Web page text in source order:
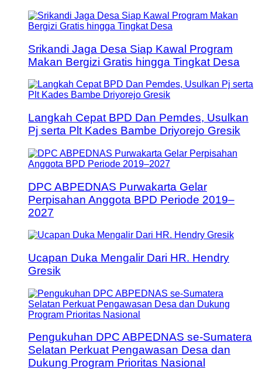
Srikandi Jaga Desa Siap Kawal Program
Makan Bergizi Gratis hingga Tingkat Desa
Langkah Cepat BPD Dan Pemdes, Usulkan
Pj serta Plt Kades Bambe Driyorejo Gresik
DPC ABPEDNAS Purwakarta Gelar
Perpisahan Anggota BPD Periode 2019–
2027
Ucapan Duka Mengalir Dari HR. Hendry
Gresik
Pengukuhan DPC ABPEDNAS se-Sumatera
Selatan Perkuat Pengawasan Desa dan
Dukung Program Prioritas Nasional